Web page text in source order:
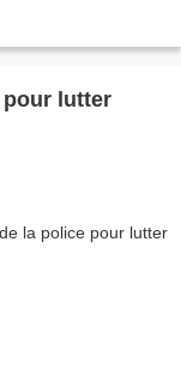
pour lutter